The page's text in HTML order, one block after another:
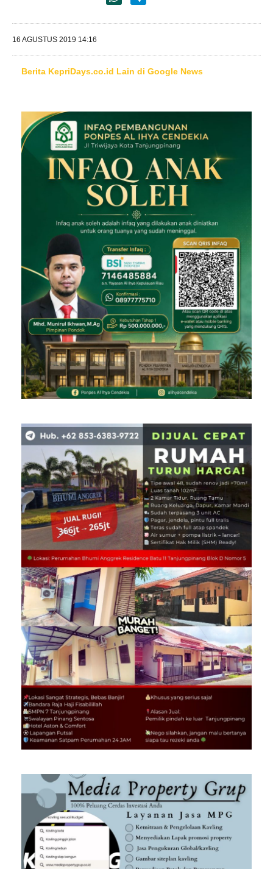
16 AGUSTUS 2019 14:16
Berita KepriDays.co.id Lain di Google News